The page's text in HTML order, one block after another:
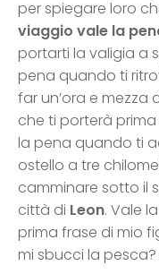
per spiegare loro
viaggio vale la
portarti la valigia a
pena quando ti
far un’ora e mezza
che ti porterà
la pena quando ti
ostello a tre
camminare sotto il
città di Leon. Vale
prima frase di mio
mi sbucci la pesca?